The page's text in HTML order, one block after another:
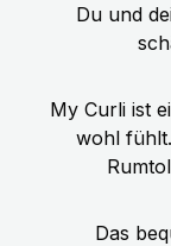
Du und
My Curli ist
wohl
Das